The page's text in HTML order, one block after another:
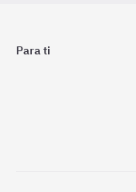
Para ti